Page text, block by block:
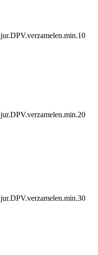
jur.DPV.verzamelen.min.10
jur.DPV.verzamelen.min.20
jur.DPV.verzamelen.min.30